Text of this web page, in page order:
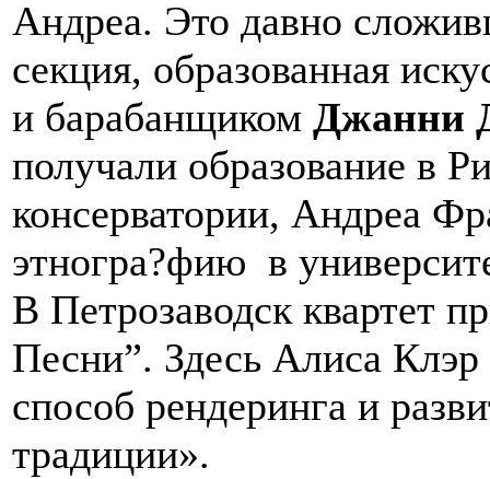
Андреа. Это давно
секция, образованная
и барабанщиком Джанни
получали образование в
консерватории, Андреа
этногра?фию в
В Петрозаводск квартет
Песни”. Здесь Алиса
способ рендеринга и
традиции».